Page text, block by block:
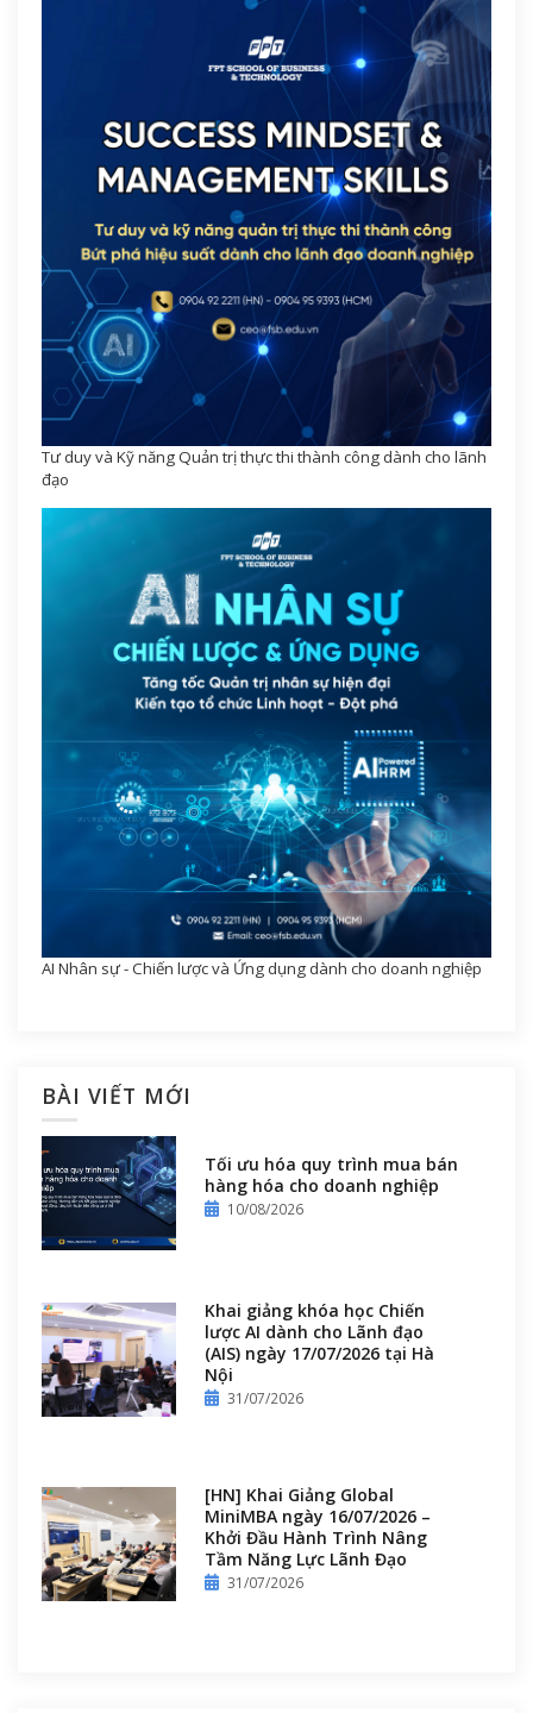
Tư duy và Kỹ năng Quản trị thực thi thành công dành cho lãnh
đạo
AI Nhân sự - Chiến lược và Ứng dụng dành cho doanh nghiệp
BÀI VIẾT MỚI
Tối ưu hóa quy trình mua bán
hàng hóa cho doanh nghiệp
10/08/2026
Khai giảng khóa học Chiến
lược AI dành cho Lãnh đạo
(AIS) ngày 17/07/2026 tại Hà
Nội
31/07/2026
[HN] Khai Giảng Global
MiniMBA ngày 16/07/2026 –
Khởi Đầu Hành Trình Nâng
Tầm Năng Lực Lãnh Đạo
31/07/2026